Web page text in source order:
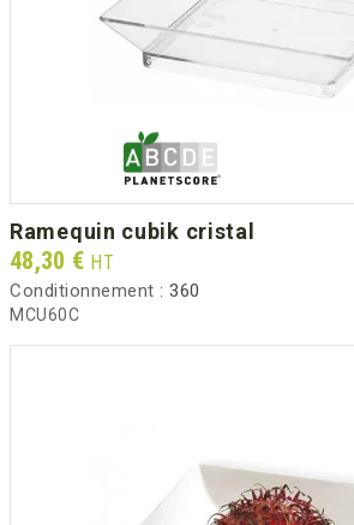
ramequin cubik cristal
Prix
48,30 € HT
Conditionnement : 360
MCU60C